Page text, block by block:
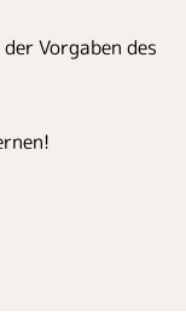
Vorgaben des